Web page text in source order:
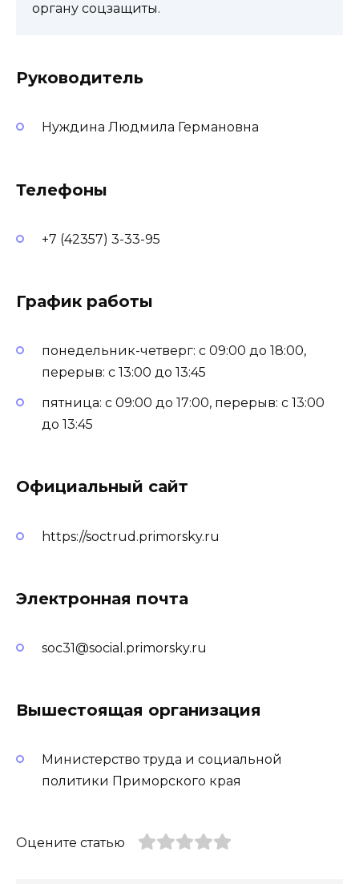
органу соцзащиты.
Руководитель
Нуждина Людмила Германовна
Телефоны
+7 (42357) 3-33-95
График работы
понедельник-четверг: с 09:00 до 18:00,
перерыв: с 13:00 до 13:45
пятница: с 09:00 до 17:00, перерыв: с 13:00
до 13:45
Официальный сайт
https://soctrud.primorsky.ru
Электронная почта
soc31@social.primorsky.ru
Вышестоящая организация
Министерство труда и социальной
политики Приморского края
Оцените статью